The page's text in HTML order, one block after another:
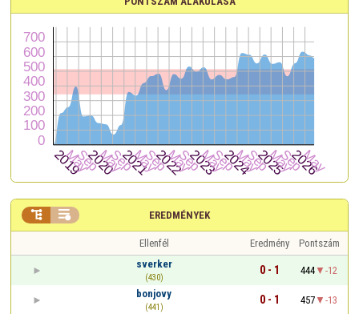
EREDMÉNYEK
 
Ellenfél Eredmény
Pontszám
sverker
(430)
0 - 1 444
-12
bonjovy
(441)
0 - 1 457
-13